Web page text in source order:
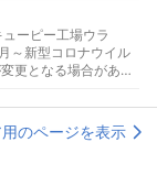
ーピー工場ウラ
～新型コロナウイル
更となる場合があり
のページを表示